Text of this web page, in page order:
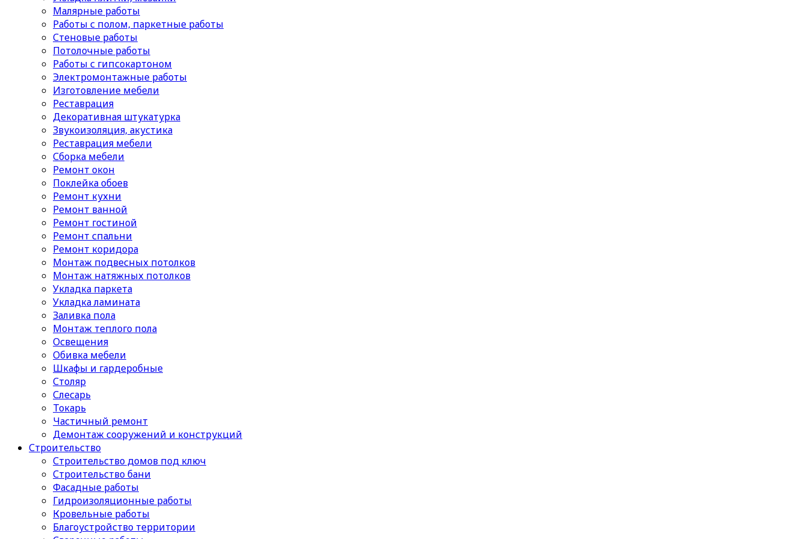
Малярные работы
Работы с полом, паркетные работы
Стеновые работы
Потолочные работы
Работы с гипсокартоном
Электромонтажные работы
Изготовление мебели
Реставрация
Декоративная штукатурка
Звукоизоляция, акустика
Реставрация мебели
Сборка мебели
Ремонт окон
Поклейка обоев
Ремонт кухни
Ремонт ванной
Ремонт гостиной
Ремонт спальни
Ремонт коридора
Монтаж подвесных потолков
Монтаж натяжных потолков
Укладка паркета
Укладка ламината
Заливка пола
Монтаж теплого пола
Освещения
Обивка мебели
Шкафы и гардеробные
Столяр
Слесарь
Токарь
Частичный ремонт
Демонтаж сооружений и конструкций
Строительство
Строительство домов под ключ
Строительство бани
Фасадные работы
Гидроизоляционные работы
Кровельные работы
Благоустройство территории